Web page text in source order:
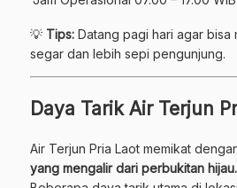
💡 Tips: Datang pagi hari agar bisa
segar dan lebih sepi pengunjung.
Daya Tarik Air Terjun
Air Terjun Pria Laot memikat
yang mengalir dari perbukitan hijau.